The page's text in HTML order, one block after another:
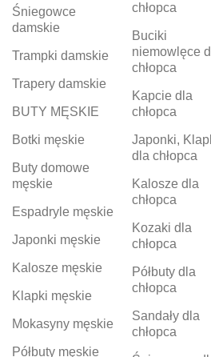
Śniegowce
damskie
Trampki damskie
Trapery damskie
BUTY MĘSKIE
Botki męskie
Buty domowe
męskie
Espadryle męskie
Japonki męskie
Kalosze męskie
Klapki męskie
Mokasyny męskie
Półbuty męskie
chłopca
Buciki
niemowlęce
chłopca
Kapcie dla
chłopca
Japonki,
dla chłopca
Kalosze dla
chłopca
Kozaki dla
chłopca
Półbuty dla
chłopca
Sandały dla
chłopca